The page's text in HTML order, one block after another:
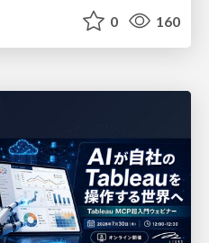
0 160